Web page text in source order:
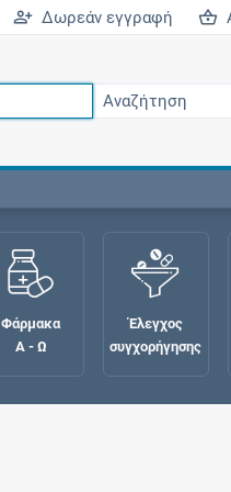
Δωρεάν εγγραφή
Φάρμακα
Α - Ω
Έλεγχος
συγχορήγησης